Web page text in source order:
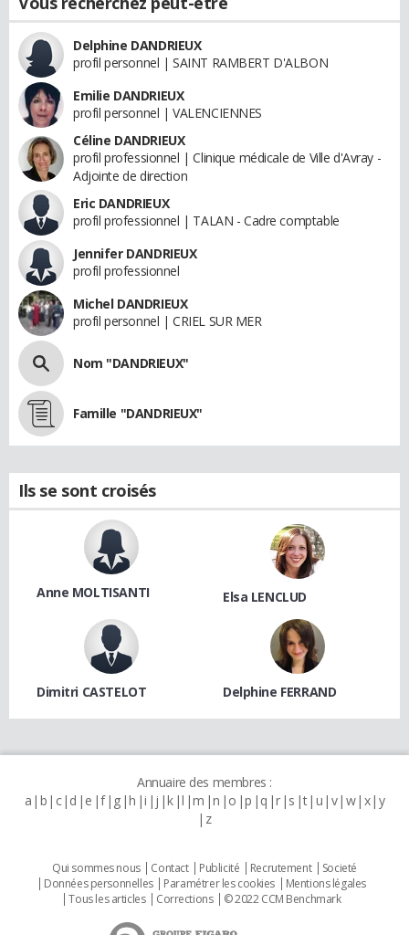
Delphine DANDRIEUX
profil personnel | SAINT RAMBERT D'ALBON
Emilie DANDRIEUX
profil personnel | VALENCIENNES
Céline DANDRIEUX
profil professionnel | Clinique médicale de Ville d'Avray -
Adjointe de direction
Eric DANDRIEUX
profil professionnel | TALAN - Cadre comptable
Jennifer DANDRIEUX
profil professionnel
Michel DANDRIEUX
profil personnel | CRIEL SUR MER
Nom "DANDRIEUX"
Famille "DANDRIEUX"
Ils se sont croisés
Anne MOLTISANTI Elsa LENCLUD
Dimitri CASTELOT Delphine FERRAND
Annuaire des membres :
a b c d e f g h i j k l m n o p q r s t u v w x y
z
Qui sommes nous Contact Publicité Recrutement
Societé
Données personnelles
Paramétrer les cookies
Mentions légales
Tous les articles
Corrections © 2022 CCM Benchmark